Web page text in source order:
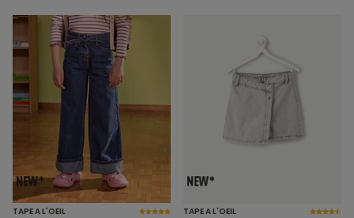
TAPE A L'OEIL TAPE A L'OEIL